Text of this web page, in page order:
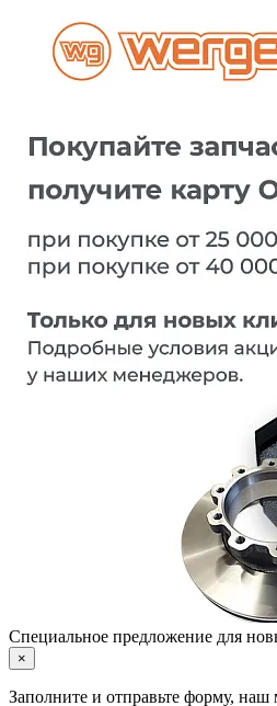
Специальное предложение для
×
Заполните и отправьте форму,